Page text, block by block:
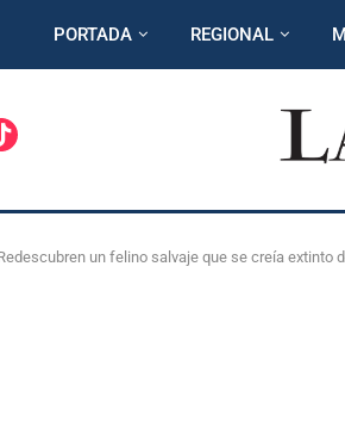
PORTADA REGIONAL
un felino salvaje que se creía extinto